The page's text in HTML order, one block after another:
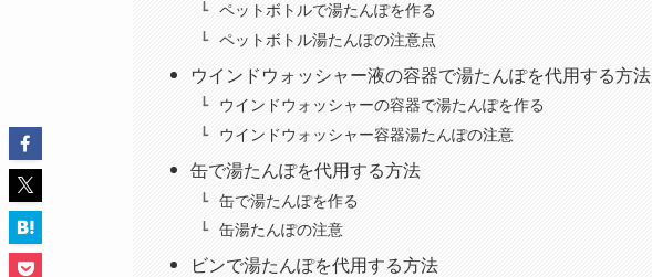
ペットボトルで湯たんぽを作る
ペットボトル湯たんぽの注意点
ウインドウォッシャー液の容器で湯たんぽを代用する方法
ウインドウォッシャーの容器で湯たんぽを作る
ウインドウォッシャー容器湯たんぽの注意
缶で湯たんぽを代用する方法
缶で湯たんぽを作る
缶湯たんぽの注意
ビンで湯たんぽを代用する方法